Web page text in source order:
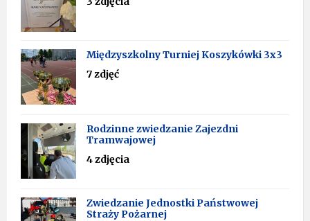
Międzyszkolny Turniej Koszykówki 3x3
7 zdjęć
Rodzinne zwiedzanie Zajezdni
Tramwajowej
4 zdjęcia
Zwiedzanie Jednostki Państwowej
Straży Pożarnej